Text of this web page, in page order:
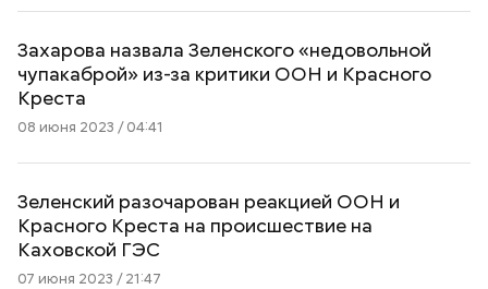
Захарова назвала Зеленского «недовольной
чупакаброй» из-за критики ООН и Красного
Креста
08 июня 2023 / 04:41
Зеленский разочарован реакцией ООН и
Красного Креста на происшествие на
Каховской ГЭС
07 июня 2023 / 21:47